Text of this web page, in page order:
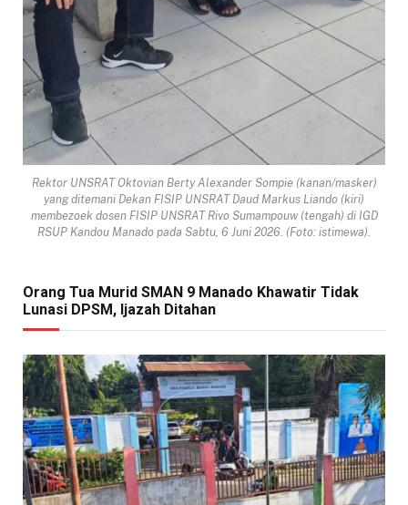
Rektor UNSRAT Oktovian Berty Alexander Sompie (kanan/masker)
yang ditemani Dekan FISIP UNSRAT Daud Markus Liando (kiri)
membezoek dosen FISIP UNSRAT Rivo Sumampouw (tengah) di IGD
RSUP Kandou Manado pada Sabtu, 6 Juni 2026. (Foto: istimewa).
Orang Tua Murid SMAN 9 Manado Khawatir Tidak
Lunasi DPSM, Ijazah Ditahan